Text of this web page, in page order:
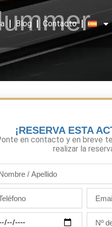
Blog Contacto
¡RESERVA ESTA
en contacto y en breve
realizar la